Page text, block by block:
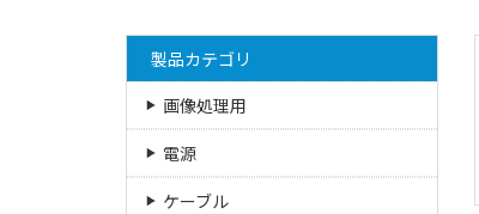
製品カテゴリ
画像処理用
電源
ケーブル